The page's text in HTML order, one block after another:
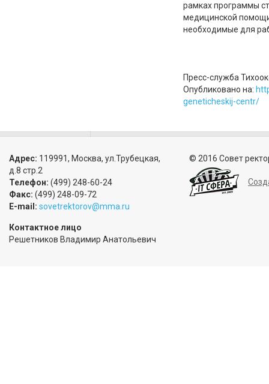
рамках программы
медицинской
необходимые для
Пресс-служба
Опубликовано на:
geneticheskij-centr/
Адрес: 119991, Москва, ул.Трубецкая,
д.8 стр.2
Телефон: (499) 248-60-24
Факс: (499) 248-09-72
E-mail: sovetrektorov@mma.ru
Контактное лицо
Решетников Владимир Анатольевич
© 2016 Совет